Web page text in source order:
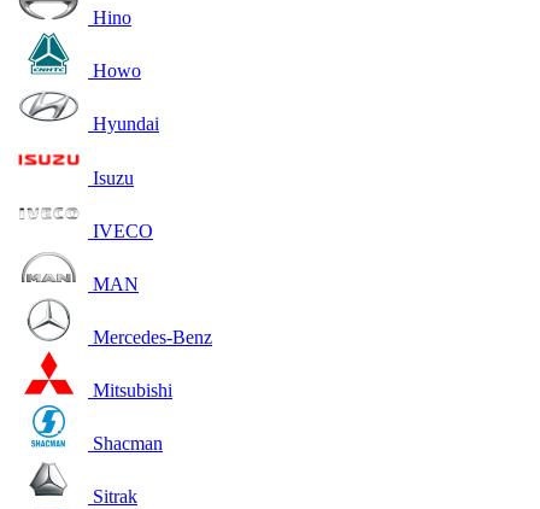
Hino
Howo
Hyundai
Isuzu
IVECO
MAN
Mercedes-Benz
Mitsubishi
Shacman
Sitrak